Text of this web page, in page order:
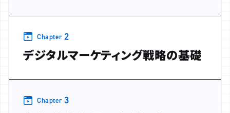
Chapter 2
デジタルマーケティング戦略の基礎
Chapter 3